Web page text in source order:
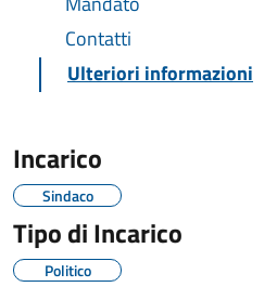
Contatti
Ulteriori informazioni
Incarico
Sindaco
Tipo di Incarico
Politico